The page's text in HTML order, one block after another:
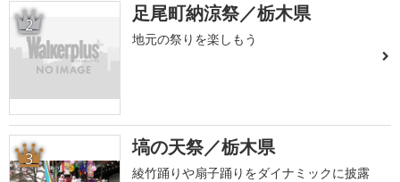
2 足尾町納涼祭／栃木県
地元の祭りを楽しもう
3 塙の天祭／栃木県
綾竹踊りや扇子踊りをダイナミックに披露